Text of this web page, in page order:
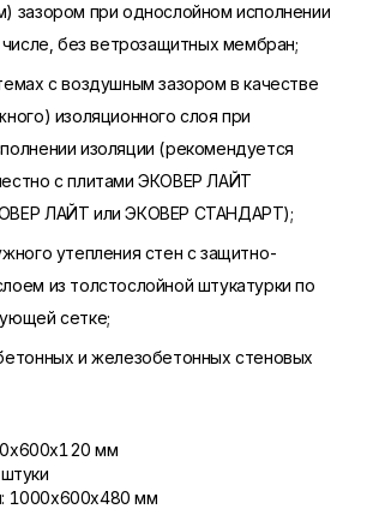
зазором при однослойном исполнении
без ветрозащитных мембран;
с воздушным зазором в качестве
изоляционного слоя при
изоляции (рекомендуется
с плитами ЭКОВЕР ЛАЙТ
ЛАЙТ или ЭКОВЕР СТАНДАРТ);
утепления стен с защитно-
из толстослойной штукатурки по
сетке;
и железобетонных стеновых
мм
1000х600х480 мм